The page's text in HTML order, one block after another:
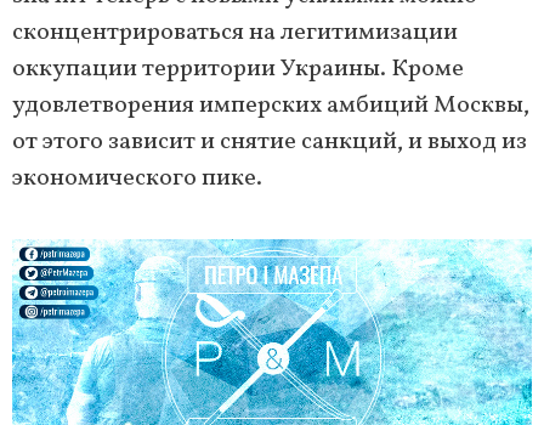
сконцентрироваться на легитимизации
оккупации территории Украины. Кроме
удовлетворения имперских амбиций Москвы,
от этого зависит и снятие санкций, и выход из
экономического пике.